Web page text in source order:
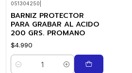
051304250
BARNIZ PROTECTOR
PARA GRABAR AL ACIDO
200 GRS. PROMANO
$4.990
Cantidad